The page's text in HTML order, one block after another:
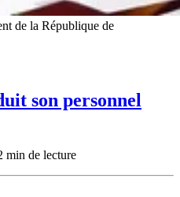
de la République de
son personnel
min de lecture